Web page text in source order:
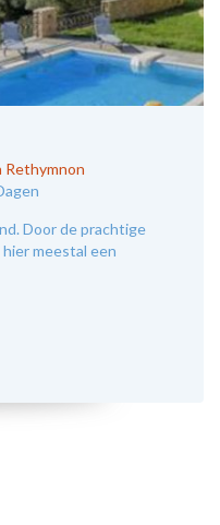
Rethymnon
Door de prachtige
meestal een